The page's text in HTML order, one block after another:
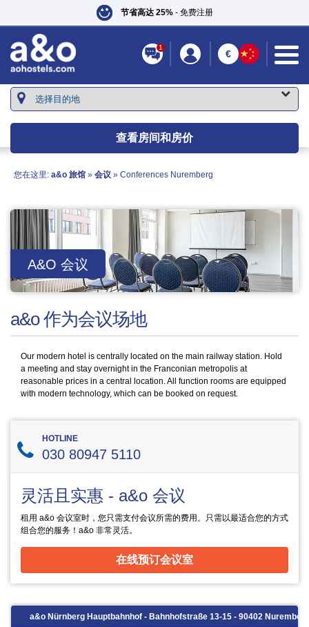
节省高达 25% - 免费注册
1
€
查看房间和房价
您在这里: a&o 旅馆 » 会议 » Conferences Nuremberg
A&O 会议
a&o 作为会议场地
Our modern hotel is centrally located on the main railway station. Hold
a meeting and stay overnight in the Franconian metropolis at
reasonable prices in a central location. All function rooms are equipped
with modern technology, which can be booked on request.
HOTLINE
030 80947 5110
灵活且实惠 - a&o 会议
租用 a&o 会议室时，您只需支付会议所需的费用。只需以最适合您的方式
组合您的服务！a&o 非常灵活。
在线预订会议室
a&o Nürnberg Hauptbahnhof - Bahnhofstraße 13-15 - 90402 Nuremberg